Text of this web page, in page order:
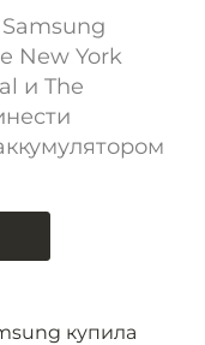
New York
и The
купила